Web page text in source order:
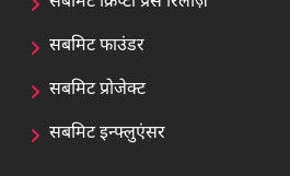
सबमिट फाउंडर
सबमिट प्रोजेक्ट
सबमिट इन्फ्लुएंसर